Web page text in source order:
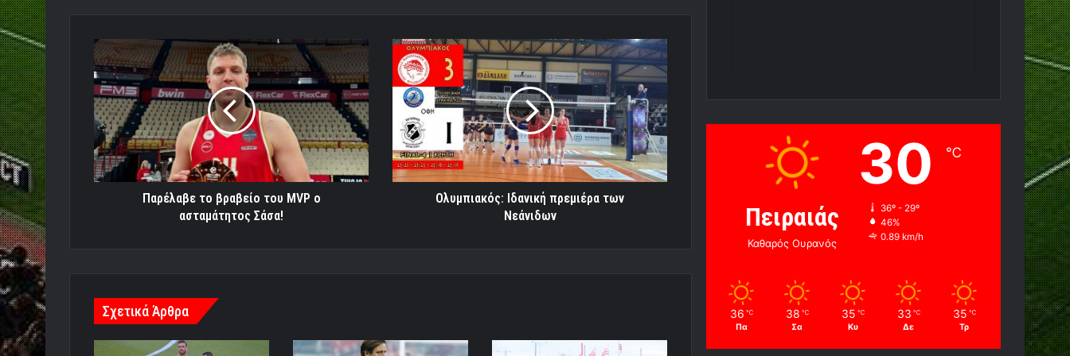
Παρέλαβε
το
βραβείο
του
MVP
o
ασταμάτητος
Σάσα!
Παρέλαβε το βραβείο του MVP o
ασταμάτητος Σάσα!
Ολυμπιακός:
Ιδανική
πρεμιέρα
των
Νεάνιδων
Ολυμπιακός: Ιδανική πρεμιέρα των
Νεάνιδων
Σχετικά Άρθρα
Πειραιάς
Καθαρός Ουρανός
30 ℃
36º - 29º
46%
0.89 km/h
36 ℃
Πα
38 ℃
Σα
35 ℃
Κυ
33 ℃
Δε
35 ℃
Τρ